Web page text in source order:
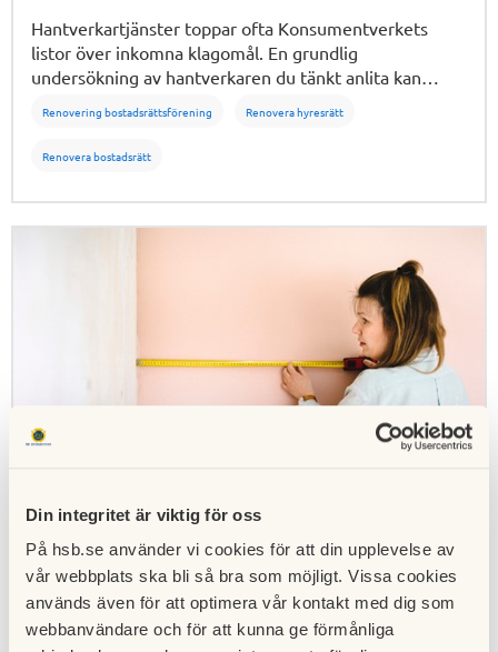
Din integritet är viktig för oss
På hsb.se använder vi cookies för att din upplevelse av
vår webbplats ska bli så bra som möjligt. Vissa cookies
används även för att optimera vår kontakt med dig som
webbanvändare och för att kunna ge förmånliga
Hantverkartjänster toppar ofta Konsumentverkets
listor över inkomna klagomål. En grundlig
undersökning av hantverkaren du tänkt anlita kan
Här ger Viktoria Fredholm på Konsumentverket sina
tips.
Renovering bostadsrättsförening Renovera hyresrätt
Renovera bostadsrätt
Så renoverar du mer klimatvänligt
Om jag ska göra om hemma och inte vill ha för stor
påverkan på miljön och klimatet, vad ska jag tänka på?
Här ger Louise Wall, hållbarhetschef på HSB